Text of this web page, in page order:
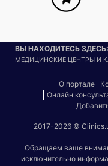
ВЫ НАХОДИТЕСЬ ЗДЕСЬ:
МЕДИЦИНСКИЕ ЦЕНТРЫ И
О портале
Онлайн
2017-2026 ©
Обращаем ваше
исключительно